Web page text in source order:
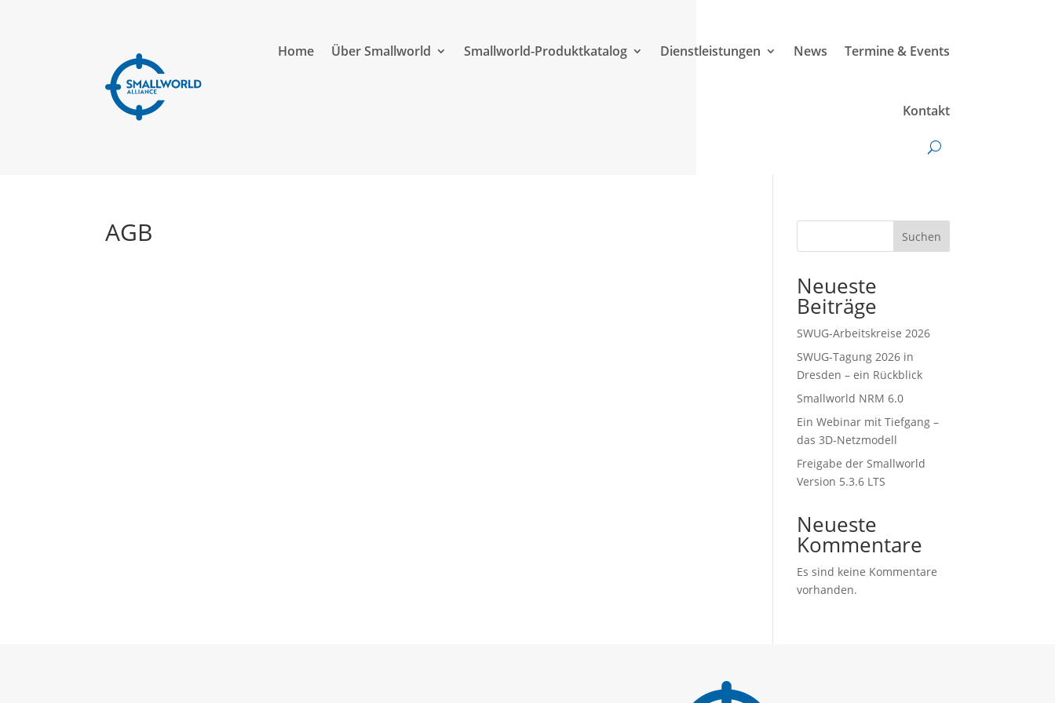
Home Über Smallworld Smallworld-Produktkatalog Dienstleistungen News Termine & Events
Kontakt
AGB Suchen
Neueste
Beiträge
SWUG-Arbeitskreise 2026
SWUG-Tagung 2026 in
Dresden – ein Rückblick
Smallworld NRM 6.0
Ein Webinar mit Tiefgang –
das 3D-Netzmodell
Freigabe der Smallworld
Version 5.3.6 LTS
Neueste
Kommentare
Es sind keine Kommentare
vorhanden.